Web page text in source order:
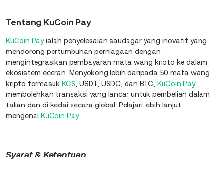
Tentang KuCoin Pay
KuCoin Payialah penyelesaian saudagar yang inovatif yang
mendorong pertumbuhan perniagaan dengan
mengintegrasikan pembayaran mata wang kripto ke dalam
ekosistem eceran. Menyokong lebih daripada 50 mata wang
kripto termasuk KCS, USDT, USDC, dan BTC, KuCoin Pay
membolehkan transaksi yang lancar untuk pembelian dalam
talian dan di kedai secara global. Pelajari lebih lanjut
mengenai KuCoin Pay.
Syarat & Ketentuan